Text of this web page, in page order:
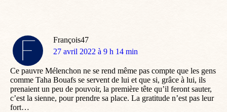
François47
dit
27 avril 2022 à 9 h 14 min
Ce pauvre Mélenchon ne se rend même pas compte que les gens
comme Taha Bouafs se servent de lui et que si, grâce à lui, ils
prenaient un peu de pouvoir, la première tête qu’il feront sauter,
c’est la sienne, pour prendre sa place. La gratitude n’est pas leur
fort…